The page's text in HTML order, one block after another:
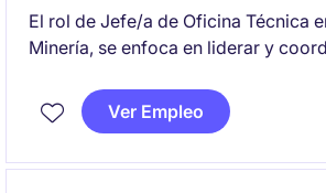
El rol de Jefe/a de Oficina Técnica
Minería, se enfoca en liderar y
estándares de calidad y seguridad.
estratégica para garantizar la
Ver Empleo